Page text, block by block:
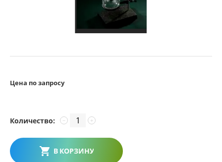
Цена по запросу
Количество: +
−
В КОРЗИНУ